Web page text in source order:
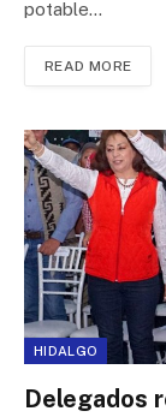
potable…
READ MORE
HIDALGO
Delegados